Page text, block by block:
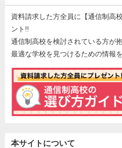
資料請求した方全員に【通信制高
ント!!
通信制高校を検討されている方が
最適な学校を見つけるための情報
本サイトについて